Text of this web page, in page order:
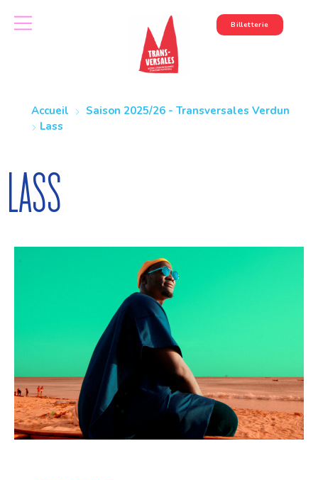
Billetterie
Accueil
Saison 2025/26 - Transversales Verdun
Lass
Lass